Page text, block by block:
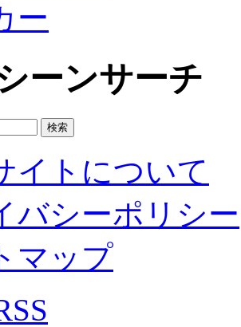
ー
ーンサーチ
イトについて
バシーポリシー
マップ